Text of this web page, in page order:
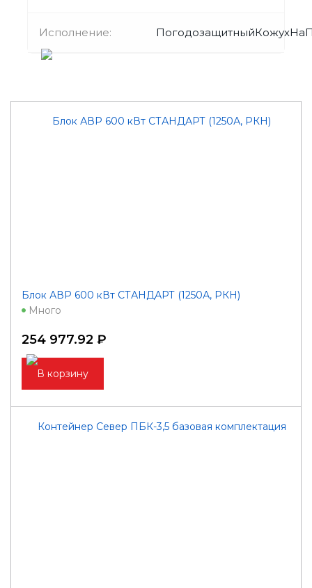
Исполнение:
Блок АВР 600 кВт СТАНДАРТ (1250А, РКН)
Много
254 977.92 ₽
В корзину